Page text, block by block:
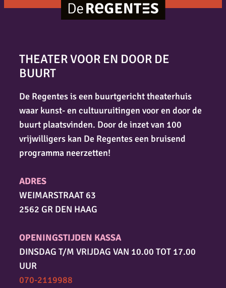
THEATER VOOR EN DOOR DE
BUURT
De Regentes is een buurtgericht theaterhuis
waar kunst- en cultuuruitingen voor en door de
buurt plaatsvinden. Door de inzet van 100
vrijwilligers kan De Regentes een bruisend
programma neerzetten!
ADRES
WEIMARSTRAAT 63
2562 GR DEN HAAG
OPENINGSTIJDEN KASSA
DINSDAG T/M VRIJDAG VAN 10.00 TOT 17.00
UUR
070-2119988